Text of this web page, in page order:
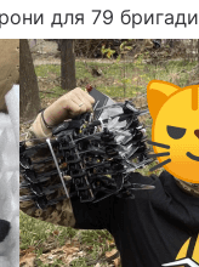
для 79 бригади